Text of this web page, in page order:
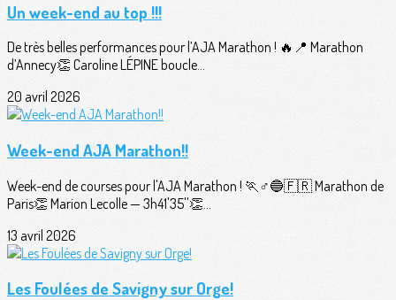
Un week-end au top !!!
De très belles performances pour l’AJA Marathon ! 🔥📍 Marathon
d’Annecy👏 Caroline LÉPINE boucle...
20 avril 2026
Week-end AJA Marathon!!
Week-end de courses pour l'AJA Marathon ! 🏃♂️🔵🇫🇷 Marathon de
Paris👏 Marion Lecolle — 3h41'35''👏...
13 avril 2026
Les Foulées de Savigny sur Orge!